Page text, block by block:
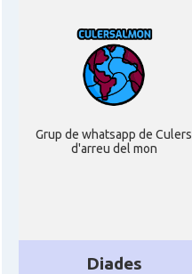
Grup de whatsapp de Culers
d'arreu del mon
Diades